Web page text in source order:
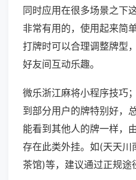
同时应用在很多场景之下
非常有用的，使用起来简
打牌时可以合理调整牌型
好友间互动乐趣。
微乐浙江麻将小程序技巧
到部分用户的牌特别好，
能看到其他人的牌一样，
存在此类外挂。如(天天川
茶馆)等，建议通过正规途